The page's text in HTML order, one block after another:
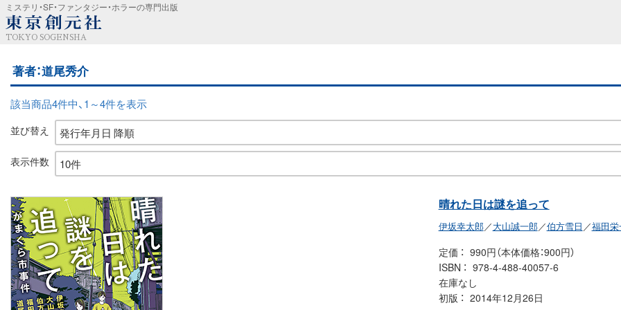
ミステリ・SF・ファンタジー・ホラーの専門出版
TOKYO SOGENSHA
著者：道尾秀介
該当商品4件中、1～4件を表示
並び替え
表示件数
晴れた日は謎を追って
伊坂幸太郎／大山誠一郎／伯方雪日 ／福田栄
定価
990円（本体価格：900円）
ISBN
978-4-488-40057-6
在庫なし
初版
2014年12月26日